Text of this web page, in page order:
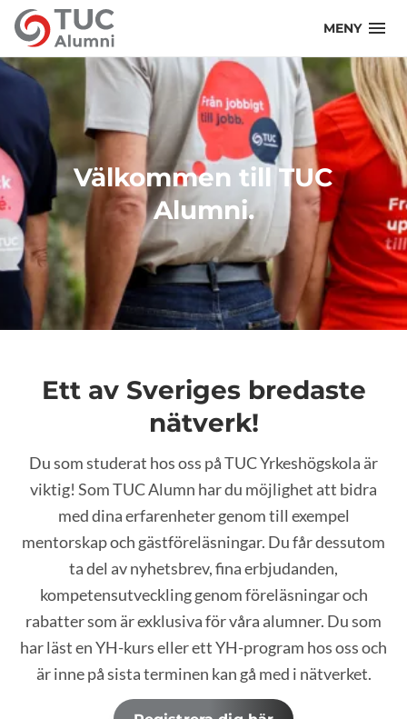
MENY
Välkommen till TUC
Alumni.
Ett av Sveriges bredaste
nätverk!
Du som studerat hos oss på TUC Yrkeshögskola är
viktig! Som TUC Alumn har du möjlighet att bidra
med dina erfarenheter genom till exempel
mentorskap och gästföreläsningar. Du får dessutom
ta del av nyhetsbrev, fina erbjudanden,
kompetensutveckling genom föreläsningar och
rabatter som är exklusiva för våra alumner. Du som
har läst en YH-kurs eller ett YH-program hos oss och
är inne på sista terminen kan gå med i nätverket.